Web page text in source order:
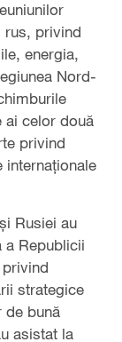
rus, privind
energia,
Nord-
ai celor două
privind
internaționale
Rusiei au
a Republicii
strategice
de bună
asistat la